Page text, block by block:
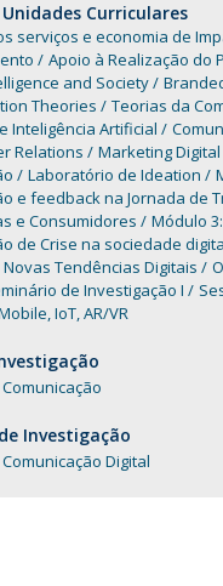
Curriculares
serviços e economia de
Apoio à Realização do
and Society
Theories
Teorias da
Inteligência Artificial
Relations
Marketing Digital
Laboratório de Ideation
e feedback na Jornada de
e Consumidores
Módulo
de Crise na sociedade
Novas Tendências Digitais
de Investigação I
IoT, AR/VR
Investigação
Comunicação Digital